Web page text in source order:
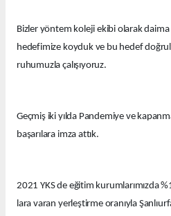
Bizler yöntem koleji ekibi olarak daima
hedefimize koyduk ve bu hedef
ruhumuzla çalışıyoruz.
Geçmiş iki yılda Pandemiye ve
başarılara imza attık.
2021 YKS de eğitim kurumlarımızda
lara varan yerleştirme oranıyla